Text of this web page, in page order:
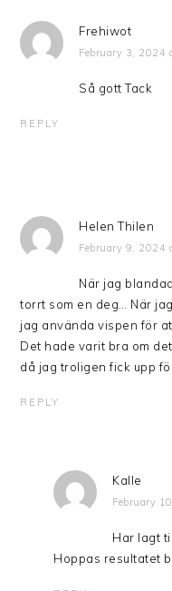
Frehiwot
February 3, 2024
Så gott Tack
REPLY
Helen Thilen
February 9, 2024
När jag
torrt som en deg… När
jag använda vispen för
Det hade varit bra om
då jag troligen fick upp
REPLY
Kalle
February
Har lagt
Hoppas resultatet